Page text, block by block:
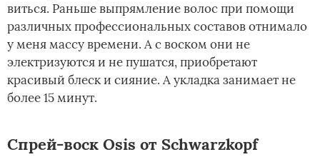
виться. Раньше выпрямление волос при помощи
различных профессиональных составов отнимало
у меня массу времени. А с воском они не
электризуются и не пушатся, приобретают
красивый блеск и сияние. А укладка занимает не
более 15 минут.
Спрей-воск Оsis от Schwarzkopf